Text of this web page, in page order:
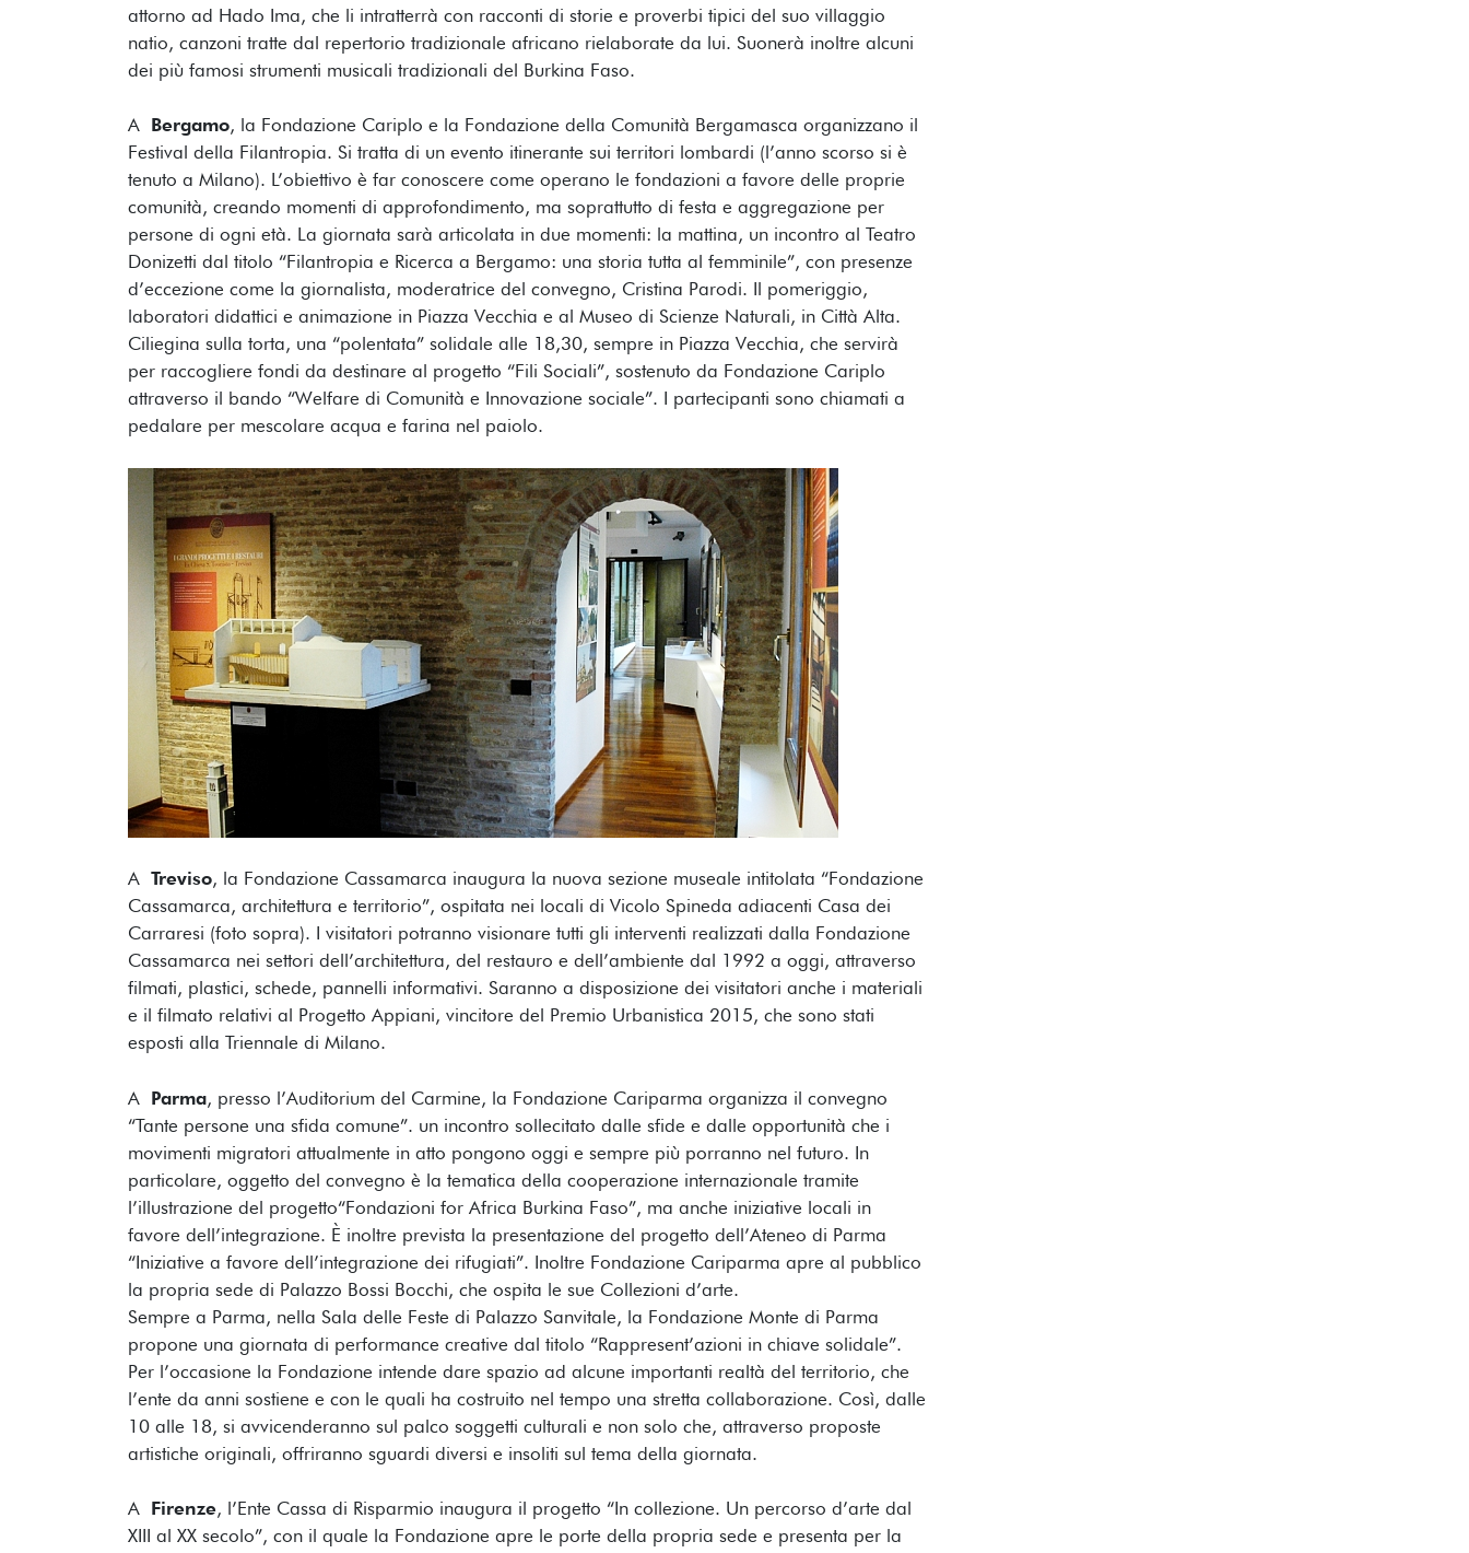
attorno ad Hado Ima, che li intratterrà con racconti di storie e proverbi tipici del suo villaggio
natio, canzoni tratte dal repertorio tradizionale africano rielaborate da lui. Suonerà inoltre alcuni
dei più famosi strumenti musicali tradizionali del Burkina Faso.
A Bergamo, la Fondazione Cariplo e la Fondazione della Comunità Bergamasca organizzano il
Festival della Filantropia. Si tratta di un evento itinerante sui territori lombardi (l’anno scorso si è
tenuto a Milano). L’obiettivo è far conoscere come operano le fondazioni a favore delle proprie
comunità, creando momenti di approfondimento, ma soprattutto di festa e aggregazione per
persone di ogni età. La giornata sarà articolata in due momenti: la mattina, un incontro al Teatro
Donizetti dal titolo “Filantropia e Ricerca a Bergamo: una storia tutta al femminile”, con presenze
d’eccezione come la giornalista, moderatrice del convegno, Cristina Parodi. Il pomeriggio,
laboratori didattici e animazione in Piazza Vecchia e al Museo di Scienze Naturali, in Città Alta.
Ciliegina sulla torta, una “polentata” solidale alle 18,30, sempre in Piazza Vecchia, che servirà
per raccogliere fondi da destinare al progetto “Fili Sociali”, sostenuto da Fondazione Cariplo
attraverso il bando “Welfare di Comunità e Innovazione sociale”. I partecipanti sono chiamati a
pedalare per mescolare acqua e farina nel paiolo.
A Treviso, la Fondazione Cassamarca inaugura la nuova sezione museale intitolata “Fondazione
Cassamarca, architettura e territorio”, ospitata nei locali di Vicolo Spineda adiacenti Casa dei
Carraresi (foto sopra). I visitatori potranno visionare tutti gli interventi realizzati dalla Fondazione
Cassamarca nei settori dell’architettura, del restauro e dell’ambiente dal 1992 a oggi, attraverso
filmati, plastici, schede, pannelli informativi. Saranno a disposizione dei visitatori anche i materiali
e il filmato relativi al Progetto Appiani, vincitore del Premio Urbanistica 2015, che sono stati
esposti alla Triennale di Milano.
A Parma, presso l’Auditorium del Carmine, la Fondazione Cariparma organizza il convegno
“Tante persone una sfida comune”. un incontro sollecitato dalle sfide e dalle opportunità che i
movimenti migratori attualmente in atto pongono oggi e sempre più porranno nel futuro. In
particolare, oggetto del convegno è la tematica della cooperazione internazionale tramite
l’illustrazione del progetto“Fondazioni for Africa Burkina Faso”, ma anche iniziative locali in
favore dell’integrazione. È inoltre prevista la presentazione del progetto dell’Ateneo di Parma
“Iniziative a favore dell’integrazione dei rifugiati”. Inoltre Fondazione Cariparma apre al pubblico
la propria sede di Palazzo Bossi Bocchi, che ospita le sue Collezioni d’arte.
Sempre a Parma, nella Sala delle Feste di Palazzo Sanvitale, la Fondazione Monte di Parma
propone una giornata di performance creative dal titolo “Rappresent’azioni in chiave solidale”.
Per l’occasione la Fondazione intende dare spazio ad alcune importanti realtà del territorio, che
l’ente da anni sostiene e con le quali ha costruito nel tempo una stretta collaborazione. Così, dalle
10 alle 18, si avvicenderanno sul palco soggetti culturali e non solo che, attraverso proposte
artistiche originali, offriranno sguardi diversi e insoliti sul tema della giornata.
A Firenze, l’Ente Cassa di Risparmio inaugura il progetto “In collezione. Un percorso d’arte dal
XIII al XX secolo”, con il quale la Fondazione apre le porte della propria sede e presenta per la